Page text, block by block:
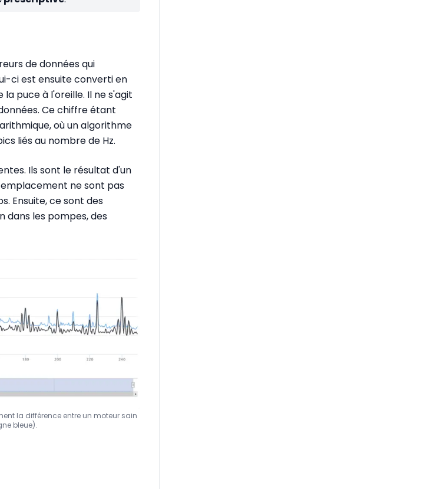
de données qui
ci est ensuite converti en
puce à l'oreille. Il ne s'agit
Ce chiffre étant
où un algorithme
liés au nombre de Hz.
Ils sont le résultat d'un
ne sont pas
Ensuite, ce sont des
dans les pompes, des
la différence entre un moteur sain
bleue).